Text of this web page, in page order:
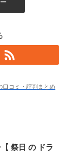
口コミ・評判まとめ
祭日 の ドラ